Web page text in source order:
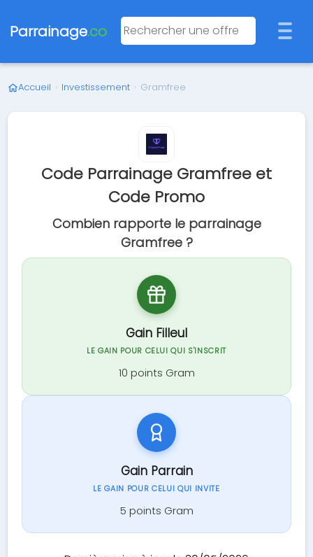
Parrainage.co
Accueil › Investissement › Gramfree
Code Parrainage Gramfree et
Code Promo
Combien rapporte le parrainage
Gramfree ?
Gain Filleul
LE GAIN POUR CELUI QUI S'INSCRIT
10 points Gram
Gain Parrain
LE GAIN POUR CELUI QUI INVITE
5 points Gram